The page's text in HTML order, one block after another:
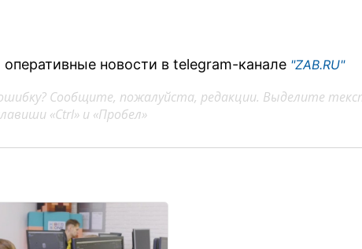
новости в telegram-канале "ZAB.RU"
Сообщите, пожалуйста, редакции. Выделите
«Ctrl» и «Пробел»